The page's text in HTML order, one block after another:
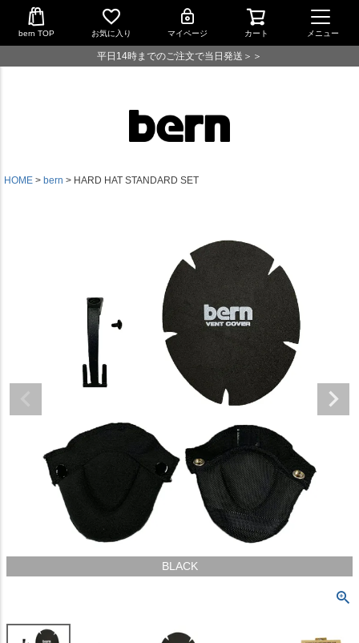
bern TOP お気に入り マイページ カート メニュー
平日14時までのご注文で当日発送＞＞
HOME bern HARD HAT STANDARD SET
BLACK